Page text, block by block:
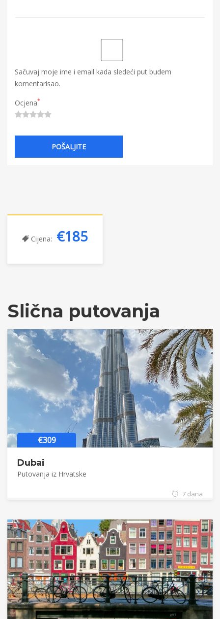
Sačuvaj moje ime i email kada sledeći put budem
komentarisao.
Ocjena*
Cijena: €185
Slična putovanja
€309
Dubai
Putovanja iz Hrvatske
7 dana